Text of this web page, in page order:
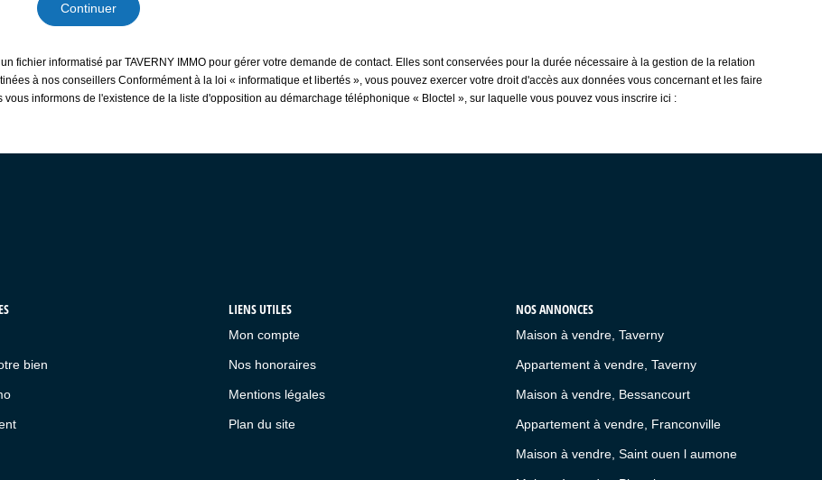
Continuer
fichier informatisé par TAVERNY IMMO pour gérer votre demande de contact. Elles sont conservées pour la durée nécessaire à la gestion de la relation
à nos conseillers Conformément à la loi « informatique et libertés », vous pouvez exercer votre droit d'accès aux données vous concernant et les faire
informons de l'existence de la liste d'opposition au démarchage téléphonique « Bloctel », sur laquelle vous pouvez vous inscrire ici :
bien
LIENS UTILES
Mon compte
Nos honoraires
Mentions légales
Plan du site
NOS ANNONCES
Maison à vendre, Taverny
Appartement à vendre, Taverny
Maison à vendre, Bessancourt
Appartement à vendre, Franconville
Maison à vendre, Saint ouen l aumone